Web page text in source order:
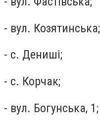
- вул. Козятинська;
- с. Дениші;
- с. Корчак;
- вул. Богунська, 1;